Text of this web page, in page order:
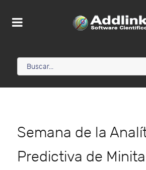
Semana de la
Predictiva de